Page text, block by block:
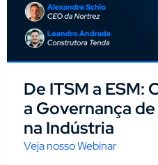
De ITSM a ESM:
a Governança
na Indústria
Veja nosso Webinar